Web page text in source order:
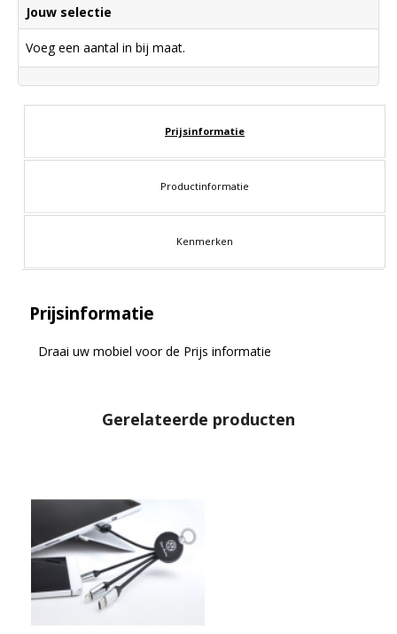
Jouw selectie
Voeg een aantal in bij maat.
Prijsinformatie
Productinformatie
Kenmerken
Prijsinformatie
Draai uw mobiel voor de Prijs informatie
Gerelateerde producten